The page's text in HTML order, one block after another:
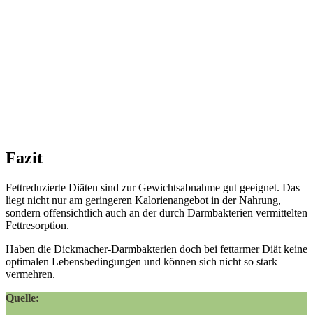
Fazit
Fettreduzierte Diäten sind zur Gewichtsabnahme gut geeignet. Das
liegt nicht nur am geringeren Kalorienangebot in der Nahrung,
sondern offensichtlich auch an der durch Darmbakterien vermittelten
Fettresorption.
Haben die Dickmacher-Darmbakterien doch bei fettarmer Diät keine
optimalen Lebensbedingungen und können sich nicht so stark
vermehren.
Quelle: